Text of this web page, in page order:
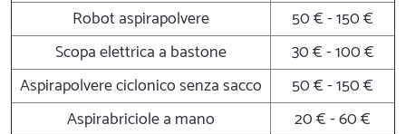
Robot aspirapolvere
50 € - 150 €
Scopa elettrica a bastone
30 € - 100 €
Aspirapolvere ciclonico senza sacco
50 € - 150 €
Aspirabriciole a mano
20 € - 60 €